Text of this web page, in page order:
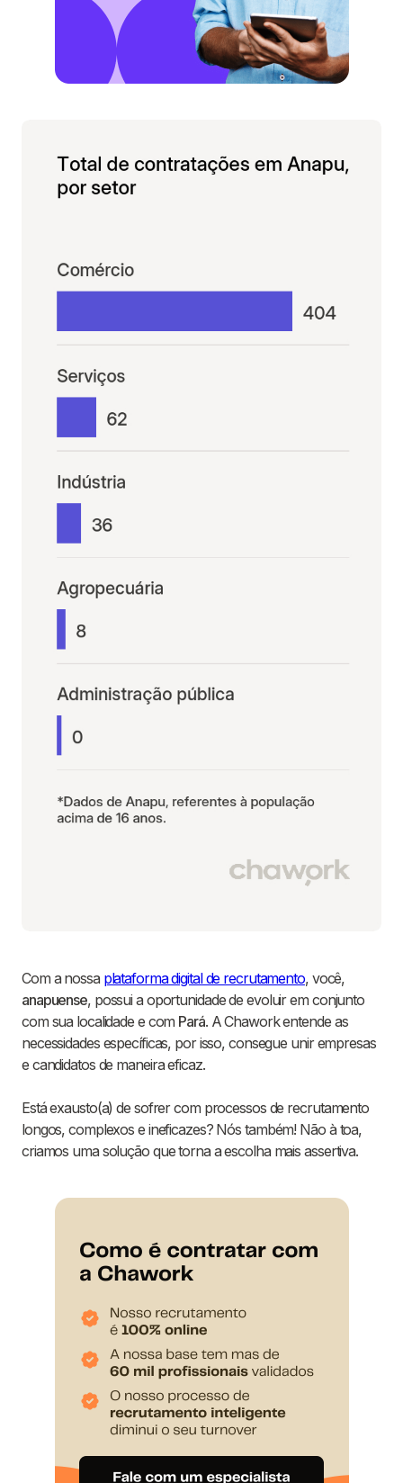
Com a nossa plataforma digital de recrutamento, você,
anapuense, possui a oportunidade de evoluir em conjunto
com sua localidade e com Pará. A Chawork entende as
necessidades específicas, por isso, consegue unir empresas
e candidatos de maneira eficaz.
Está exausto(a) de sofrer com processos de recrutamento
longos, complexos e ineficazes? Nós também! Não à toa,
criamos uma solução que torna a escolha mais assertiva.